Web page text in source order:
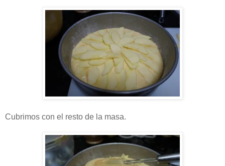
Cubrimos con el resto de la masa.